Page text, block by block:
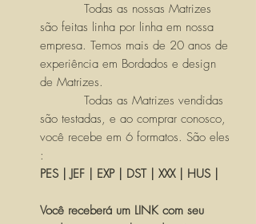
Todas as nossas Matrizes
são feitas linha por linha em nossa
empresa. Temos mais de 20 anos de
experiência em Bordados e design
de Matrizes.
Todas as Matrizes vendidas
são testadas, e ao comprar conosco,
você recebe em 6 formatos. São eles
:
PES | JEF | EXP | DST | XXX | HUS |
Você receberá um LINK com seu